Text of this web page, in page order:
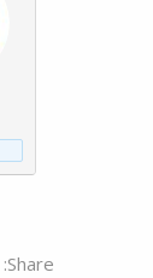
Share: